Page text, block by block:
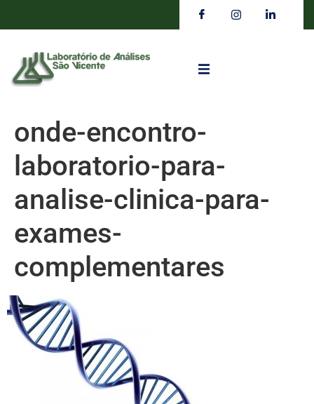
onde-encontro-
laboratorio-para-
analise-clinica-para-
exames-
complementares